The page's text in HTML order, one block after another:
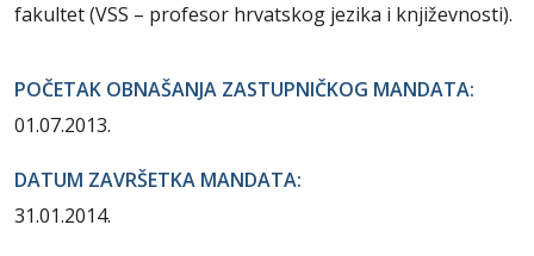
fakultet (VSS – profesor hrvatskog jezika i književnosti).
POČETAK OBNAŠANJA ZASTUPNIČKOG MANDATA:
01.07.2013.
DATUM ZAVRŠETKA MANDATA:
31.01.2014.